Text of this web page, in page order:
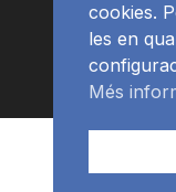
cookies.
les en
Més